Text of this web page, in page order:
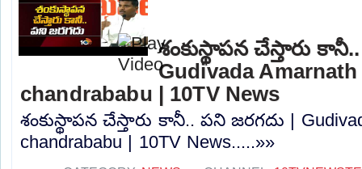
శంకుస్థాపన చేస్తారు
Gudivada
chandrababu | 10TV News
శంకుస్థాపన చేస్తారు కానీ.. పని జరగదు |
chandrababu | 10TV News.....»»